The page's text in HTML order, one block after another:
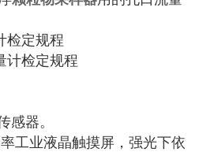
检定规程
计检定规程
感器。
工业液晶触摸屏，强光下依